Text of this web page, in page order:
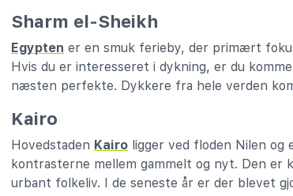
Sharm el-Sheikh
Egypten er en smuk ferieby, der primært
Hvis du er interesseret i dykning, er du
næsten perfekte. Dykkere fra hele verden
Kairo
Hovedstaden Kairo ligger ved floden Nilen
kontrasterne mellem gammelt og nyt. Den
urbant folkeliv. I de seneste år er der blevet